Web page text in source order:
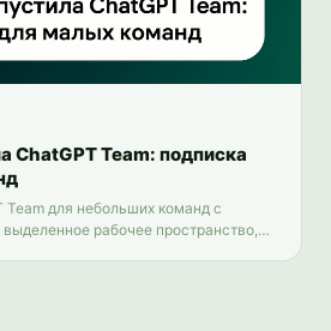
ChatGPT Team: подписка
для небольших команд с
рабочее пространство,